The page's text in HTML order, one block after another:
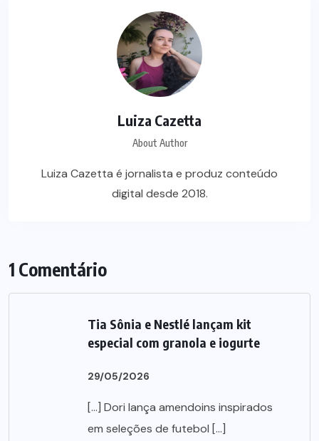
Luiza Cazetta
About Author
Luiza Cazetta é jornalista e produz conteúdo
digital desde 2018.
1 Comentário
Tia Sônia e Nestlé lançam kit
especial com granola e iogurte
29/05/2026
[…] Dori lança amendoins inspirados
em seleções de futebol […]